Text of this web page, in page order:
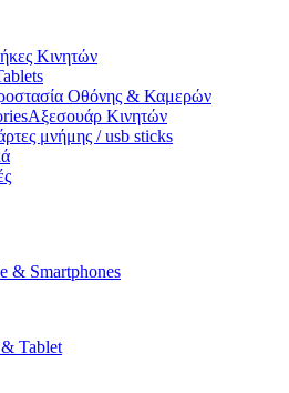
Κινητών
Οθόνης & Καμερών
Αξεσουάρ Κινητών
μνήμης / usb sticks
& Smartphones
Tablet